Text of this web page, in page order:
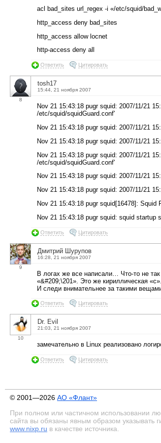
acl bad_sites url_regex -i «/etc/squid/
http_access deny bad_sites
http_access allow locnet
http-access deny all
Ответить Цитировать
8
tosh17
15:44, 21 ноября 2007
Nov 21 15:43:18 pugr squid: 2007/11/21
/etc/squid/squidGuard.conf'
Nov 21 15:43:18 pugr squid: 2007/11/21
Nov 21 15:43:18 pugr squid: 2007/11/21
Nov 21 15:43:18 pugr squid: 2007/11/21
/etc/squid/squidGuard.conf'
Nov 21 15:43:18 pugr squid: 2007/11/21
Nov 21 15:43:18 pugr squid: 2007/11/21
Nov 21 15:43:18 pugr squid[16478]: Squid
Nov 21 15:43:18 pugr squid: squid startup
Ответить Цитировать
9
Дмитрий Шурупов
16:28, 21 ноября 2007
В логах же все написали… Что-то не
«&#209;\201». Это же кириллическая
И следи внимательнее за такими
Ответить Цитировать
10
Dr. Evil
21:03, 21 ноября 2007
замечательно в Linux реализовано
Ответить Цитировать
© 2001—2026 АО «Флант»
При полном или частичном использовании
сайта вы обязаны явным образом указывать
www.nixp.ru в качестве источника.